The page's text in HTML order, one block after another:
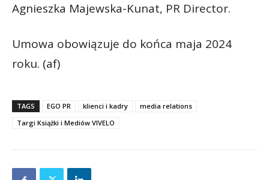
Agnieszka Majewska-Kunat, PR Director.
Umowa obowiązuje do końca maja 2024
roku. (af)
TAGS EGO PR klienci i kadry
media relations
Targi Książki i Mediów VIVELO